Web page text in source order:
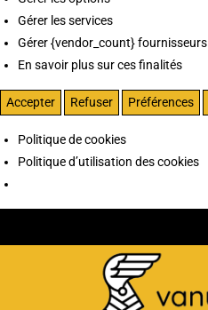
Gérer les services
Gérer {vendor_count} fournisseurs
En savoir plus sur ces finalités
Accepter Refuser Préférences
Politique de cookies
Politique d’utilisation des cookies